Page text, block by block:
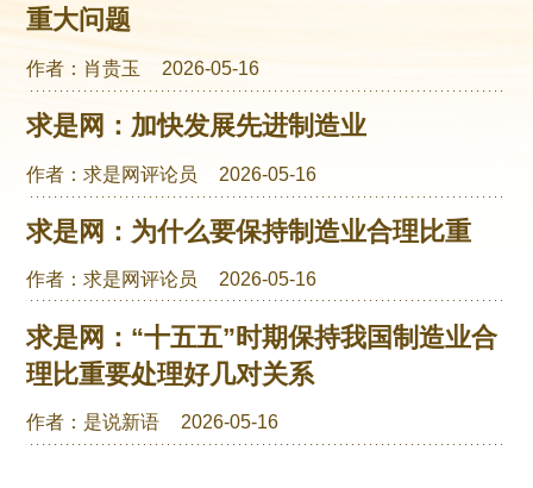
重大问题
作者：肖贵玉 2026-05-16
求是网：加快发展先进制造业
作者：求是网评论员 2026-05-16
求是网：为什么要保持制造业合理比重
作者：求是网评论员 2026-05-16
求是网：“十五五”时期保持我国制造业合
理比重要处理好几对关系
作者：是说新语 2026-05-16